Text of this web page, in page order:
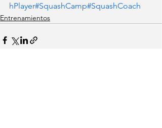
hPlayer#SquashCamp#SquashCoach
Entrenamientos